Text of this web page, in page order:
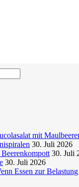
mit
30. Juli 2026
30. Juli
30. Juli 2026
Essen zur